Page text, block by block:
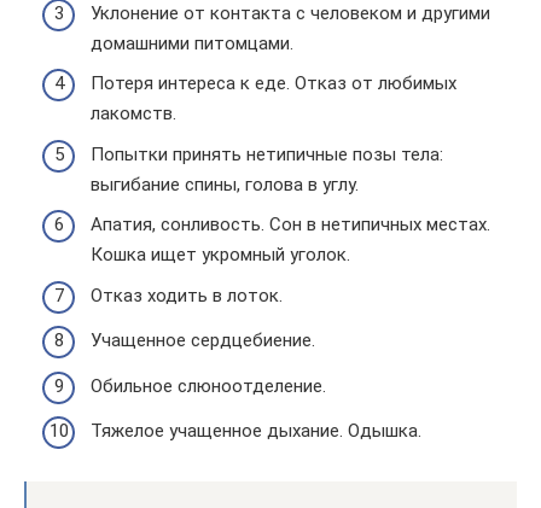
Уклонение от контакта с человеком и другими
домашними питомцами.
Потеря интереса к еде. Отказ от любимых
лакомств.
Попытки принять нетипичные позы тела:
выгибание спины, голова в углу.
Апатия, сонливость. Сон в нетипичных местах.
Кошка ищет укромный уголок.
Отказ ходить в лоток.
Учащенное сердцебиение.
Обильное слюноотделение.
Тяжелое учащенное дыхание. Одышка.